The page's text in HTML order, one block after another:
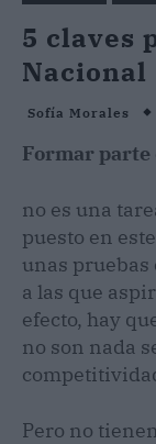
5 claves
Nacional
Sofía Morales
Formar parte
no es una
puesto en
unas pruebas
a las que
efecto, hay
no son nada
Pero no